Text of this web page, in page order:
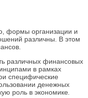
формы организации и
различны. В этом
различных финансовых
в рамках
специфические
денежных
роль в экономике.